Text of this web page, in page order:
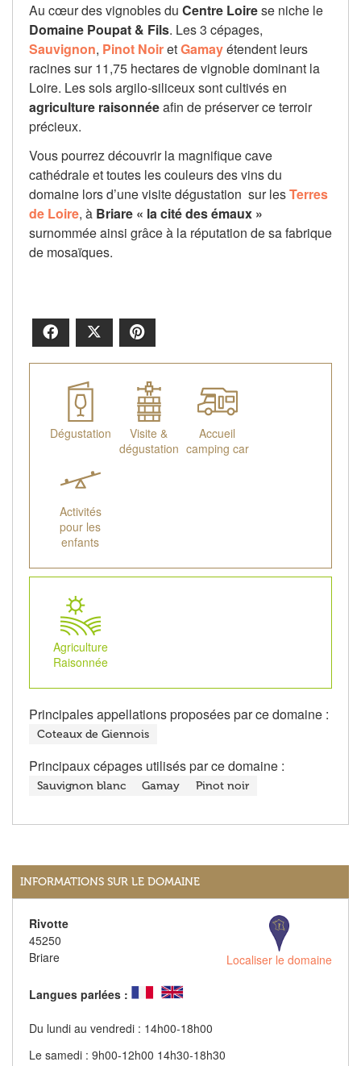
Au cœur des vignobles du Centre Loirese niche le
Domaine Poupat & Fils. Les 3 cépages,
Sauvignon, Pinot NoiretGamayétendent leurs
racines sur 11,75 hectares de vignoble dominant la
Loire. Les sols argilo-siliceux sont cultivés en
agriculture raisonnéeafin de préserver ce terroir
précieux.
Vous pourrez découvrir la magnifique cave
cathédrale et toutes les couleurs des vins du
domaine lors d’une visite dégustation sur lesTerres
de Loire, à Briare « la cité des émaux »
surnommée ainsi grâce à la réputation de sa fabrique
de mosaïques.
Facebook
Dégustation
Visite &
dégustation
Accueil
camping car
Activités
pour les
enfants
Agriculture
Raisonnée
Principales appellations proposées par ce domaine :
Coteaux de Giennois
Principaux cépages utilisés par ce domaine :
Sauvignon blanc Gamay Pinot noir
INFORMATIONS SUR LE DOMAINE
Rivotte
45250
Briare
Localiser le domaine
Langues parlées :
Du lundi au vendredi : 14h00-18h00
Le samedi : 9h00-12h00 14h30-18h30